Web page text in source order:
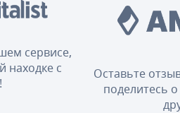
сервисе,
находке с
Оставьте
поделитесь